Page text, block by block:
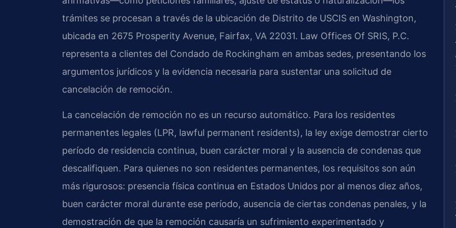
trámites se procesan a través de la ubicación de Distrito de USCIS en Washington,
ubicada en 2675 Prosperity Avenue, Fairfax, VA 22031. Law Offices Of SRIS, P.C.
representa a clientes del Condado de Rockingham en ambas sedes, presentando los
argumentos jurídicos y la evidencia necesaria para sustentar una solicitud de
cancelación de remoción.
La cancelación de remoción no es un recurso automático. Para los residentes
permanentes legales (LPR, lawful permanent residents), la ley exige demostrar cierto
período de residencia continua, buen carácter moral y la ausencia de condenas que
descalifiquen. Para quienes no son residentes permanentes, los requisitos son aún
más rigurosos: presencia física continua en Estados Unidos por al menos diez años,
buen carácter moral durante ese período, ausencia de ciertas condenas penales, y la
demostración de que la remoción causaría un sufrimiento experimentado y